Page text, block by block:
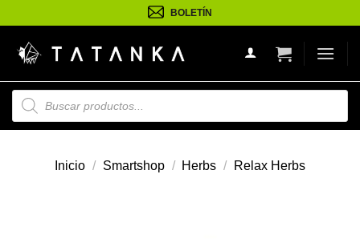
al
contenido
BOLETÍN
Búsqueda
de
productos
Inicio / Smartshop / Herbs / Relax Herbs